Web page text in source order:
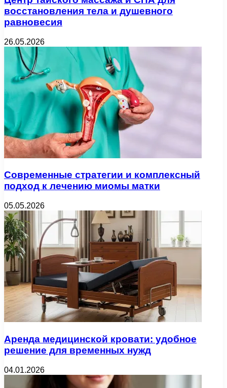
восстановления тела и душевного
равновесия
26.05.2026
Современные стратегии и комплексный
подход к лечению миомы матки
05.05.2026
Аренда медицинской кровати: удобное
решение для временных нужд
04.01.2026